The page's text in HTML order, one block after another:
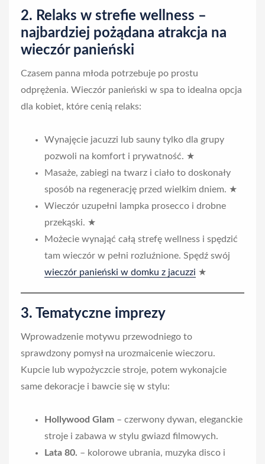
2. Relaks w strefie wellness –
najbardziej pożądana atrakcja na
wieczór panieński
Czasem panna młoda potrzebuje po prostu
odprężenia. Wieczór panieński w spa to idealna opcja
dla kobiet, które cenią relaks:
Wynajęcie jacuzzi lub sauny tylko dla grupy
pozwoli na komfort i prywatność. ★
Masaże, zabiegi na twarz i ciało to doskonały
sposób na regenerację przed wielkim dniem. ★
Wieczór uzupełni lampka prosecco i drobne
przekąski. ★
Możecie wynająć całą strefę wellness i spędzić
tam wieczór w pełni rozluźnione. Spędź swój
wieczór panieński w domku z jacuzzi ★
3. Tematyczne imprezy
Wprowadzenie motywu przewodniego to
sprawdzony pomysł na urozmaicenie wieczoru.
Kupcie lub wypożyczcie stroje, potem wykonajcie
same dekoracje i bawcie się w stylu:
Hollywood Glam – czerwony dywan, eleganckie
stroje i zabawa w stylu gwiazd filmowych.
Lata 80. – kolorowe ubrania, muzyka disco i